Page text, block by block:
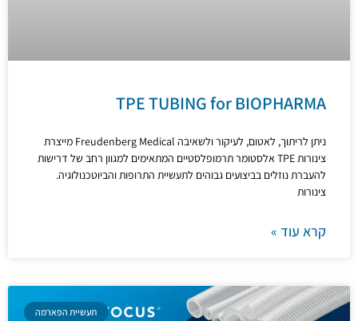
TPE TUBING for BIOPHARMA
ניתן לריתוך, לאטום, לעיקור ולשאיבה Freudenberg Medical מייצרת
צינורות TPE אלסטומר תרמופלסטיים המתאימים למגוון רחב של דרישות
להעברת נוזלים בביצועים גבוהים לתעשיית התרופות והביוטכנולוגיה.
צינורות
קרא עוד »
תעשיית הפארמה